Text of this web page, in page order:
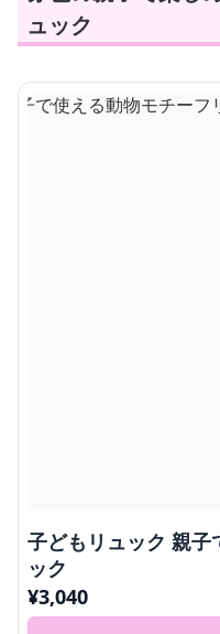
ュック
子どもリュック 親子
ック
¥3,040